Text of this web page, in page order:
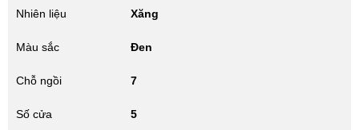
Nhiên liệu Xăng
Màu sắc Đen
Chỗ ngồi 7
Số cửa 5